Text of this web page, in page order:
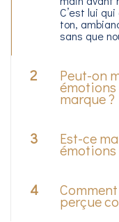
C’est lui
ton,
sans que
2 Peut-on
émotions
marque ?
3 Est-ce
émotions
4
perçue